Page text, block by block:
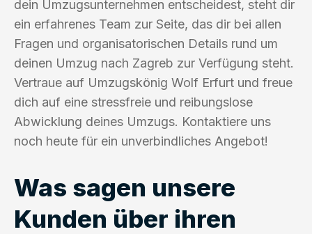
dein Umzugsunternehmen entscheidest, steht dir
ein erfahrenes Team zur Seite, das dir bei allen
Fragen und organisatorischen Details rund um
deinen Umzug nach Zagreb zur Verfügung steht.
Vertraue auf Umzugskönig Wolf Erfurt und freue
dich auf eine stressfreie und reibungslose
Abwicklung deines Umzugs. Kontaktiere uns
noch heute für ein unverbindliches Angebot!
Was sagen unsere
Kunden über ihren